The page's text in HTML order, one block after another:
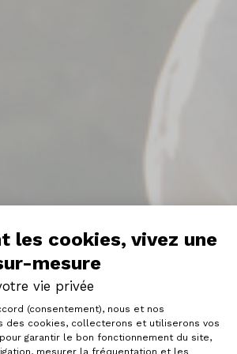
les cookies, vivez une
mesure
vie privée
Gestion du
(consentement), nous et nos
des cookies, collecterons et utiliserons vos
garantir le bon fonctionnement du site,
mesurer la fréquentation et les